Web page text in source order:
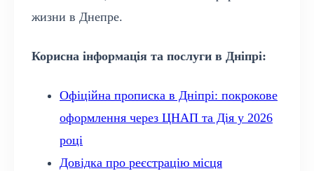
жизни в Днепре.
Корисна інформація та послуги в Дніпрі:
Офіційна прописка в Дніпрі: покрокове
оформлення через ЦНАП та Дія у 2026
році
Довідка про реєстрацію місця